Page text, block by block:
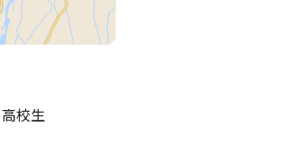
高校生